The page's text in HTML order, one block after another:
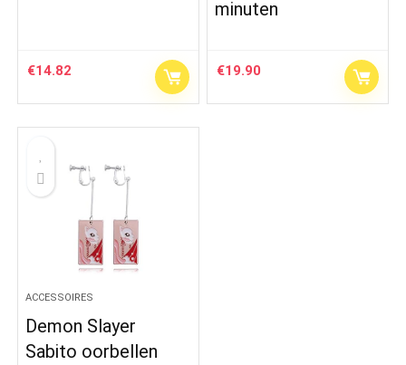
€14.82
minuten
€19.90
ACCESSOIRES
Demon Slayer
Sabito oorbellen